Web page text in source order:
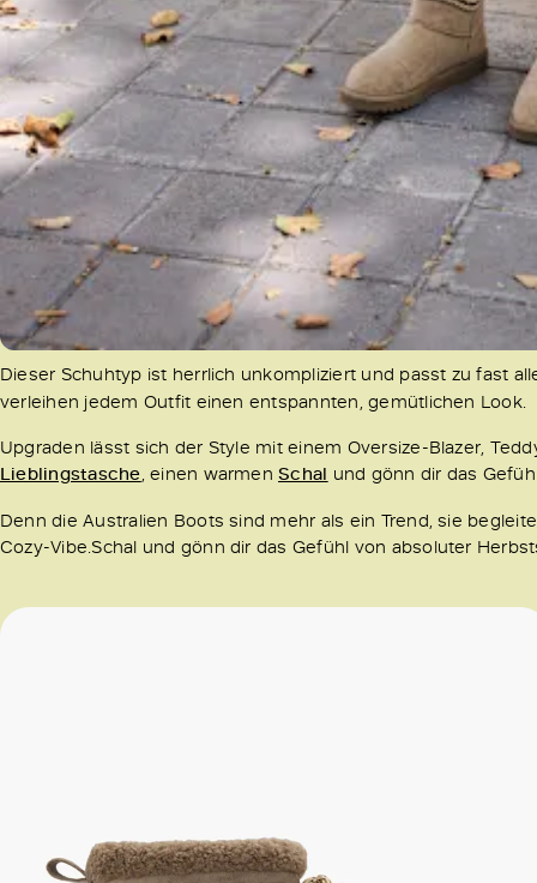
Dieser Schuhtyp ist herrlich unkompliziert und passt zu fast
verleihen jedem Outfit einen entspannten, gemütlichen Look.
Upgraden lässt sich der Style mit einem Oversize-Blazer,
Lieblingstasche , einen warmenSchal und gönn dir das
Denn die Australien Boots sind mehr als ein Trend, sie
Cozy-Vibe.Schal und gönn dir das Gefühl von absoluter